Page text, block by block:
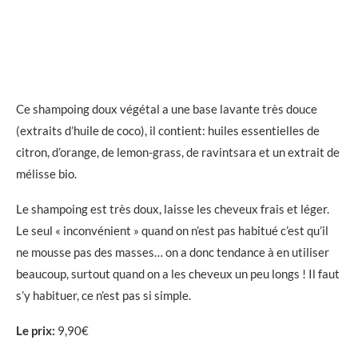
Ce shampoing doux végétal a une base lavante très douce
(extraits d’huile de coco), il contient: huiles essentielles de
citron, d’orange, de lemon-grass, de ravintsara et un extrait de
mélisse bio.
Le shampoing est très doux, laisse les cheveux frais et léger.
Le seul « inconvénient » quand on n’est pas habitué c’est qu’il
ne mousse pas des masses… on a donc tendance à en utiliser
beaucoup, surtout quand on a les cheveux un peu longs ! Il faut
s’y habituer, ce n’est pas si simple.
Le prix: 9,90€